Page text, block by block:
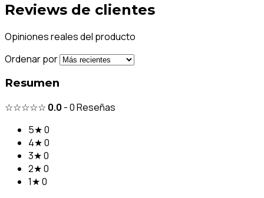
Reviews de clientes
Opiniones reales del producto
Ordenar por
Resumen
☆☆☆☆☆ 0.0 -0Reseñas
5★0
4★0
3★0
2★0
1★0